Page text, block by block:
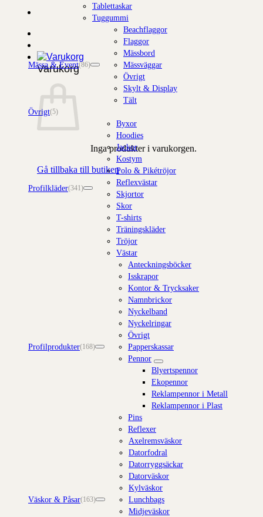
Varukorg
Inga produkter i varukorgen.
Gå tillbaka till butiken
Tablettaskar
Tuggummi
Mässa & Event(86)
Beachflaggor
Flaggor
Mässbord
Mässväggar
Övrigt
Skylt & Display
Tält
Övrigt(5)
Profilkläder(341)
Byxor
Hoodies
Jackor
Kostym
Polo & Pikétröjor
Reflexvästar
Skjortor
Skor
T-shirts
Träningskläder
Tröjor
Västar
Profilprodukter(168)
Anteckningsböcker
Isskrapor
Kontor & Trycksaker
Namnbrickor
Nyckelband
Nyckelringar
Övrigt
Papperskassar
Pennor
Blyertspennor
Ekopennor
Reklampennor i Metall
Reklampennor i Plast
Pins
Reflexer
Väskor & Påsar(163)
Axelremsväskor
Datorfodral
Datorryggsäckar
Datorväskor
Kylväskor
Lunchbags
Midjeväskor